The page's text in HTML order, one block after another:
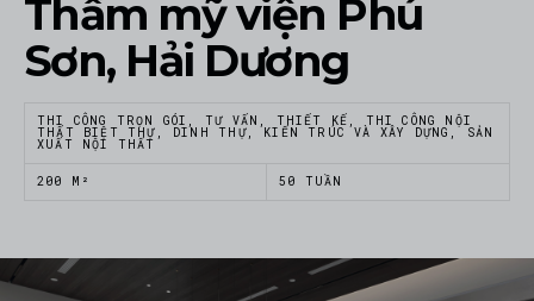
Thẩm mỹ viện Phú
Sơn, Hải Dương
THI CÔNG TRỌN GÓI, TƯ VẤN, THIẾT KẾ, THI CÔNG NỘI
THẤT BIỆT THỰ, DINH THỰ, KIẾN TRÚC VÀ XÂY DỰNG, SẢN
XUẤT NỘI THẤT
200 M² 50 TUẦN